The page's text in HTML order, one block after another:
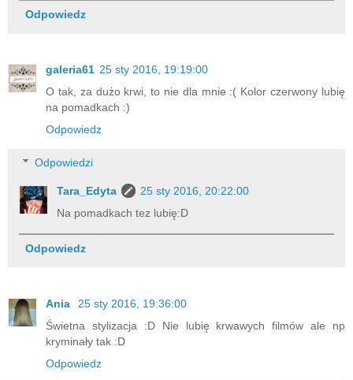
Odpowiedz
galeria61 25 sty 2016, 19:19:00
O tak, za dużo krwi, to nie dla mnie :( Kolor czerwony lubię
na pomadkach :)
Odpowiedz
Odpowiedzi
Tara_Edyta
25 sty 2016, 20:22:00
Na pomadkach tez lubię:D
Odpowiedz
Ania
25 sty 2016, 19:36:00
Świetna stylizacja :D Nie lubię krwawych filmów ale np
kryminały tak :D
Odpowiedz